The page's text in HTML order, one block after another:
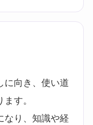
に向き、使い道
す。
なり、知識や経